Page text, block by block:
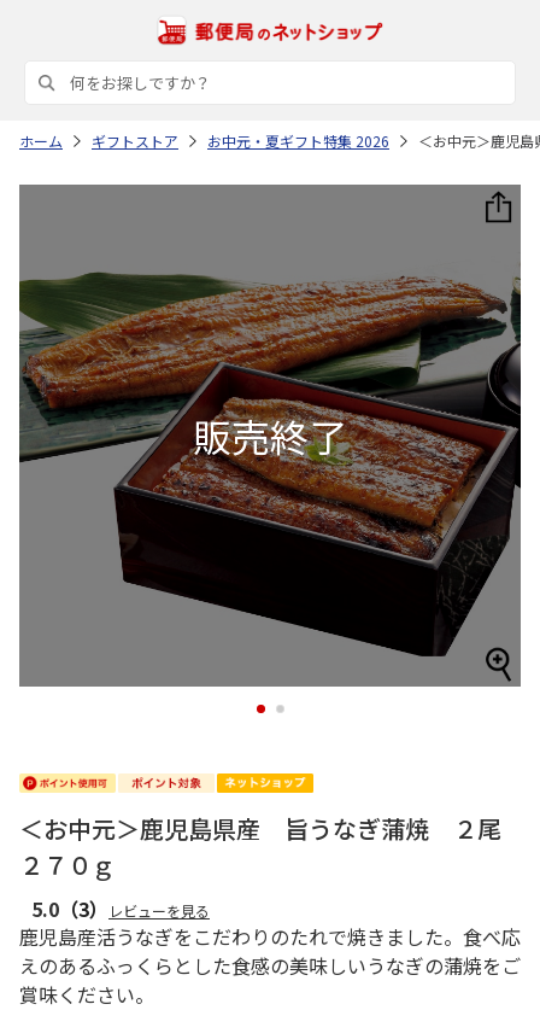
ホーム ギフトストア お中元・夏ギフト特集 2026 ＜お中元＞鹿児
1 2
＜お中元＞鹿児島県産 旨うなぎ蒲焼 ２尾
２７０ｇ
5.0 （3） レビューを見る
鹿児島産活うなぎをこだわりのたれで焼きました。食べ応
えのあるふっくらとした食感の美味しいうなぎの蒲焼をご
賞味ください。